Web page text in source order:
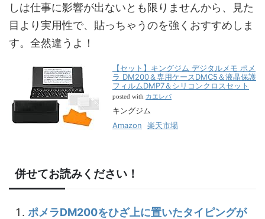
しは仕事に影響が出ないとも限りませんから、見た
目より実用性で、貼っちゃうのを強くおすすめしま
す。全然違うよ！
【セット】キングジム デジタルメモ ポメ
ラ DM200＆専用ケースDMC5＆液晶保護
フィルムDMP7＆シリコンクロスセット
posted with カエレバ
キングジム
Amazon
楽天市場
併せてお読みください！
ポメラDM200をひざ上に置いたタイピングが